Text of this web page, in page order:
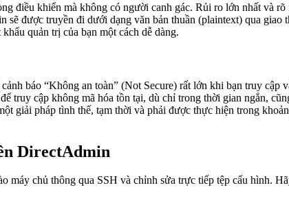
điều khiển mà không có người canh gác. Rủi ro lớn nhất và rõ
được truyền đi dưới dạng văn bản thuần (plaintext) qua
quản trị của bạn một cách dễ dàng.
báo “Không an toàn” (Not Secure) rất lớn khi bạn truy
truy cập không mã hóa tồn tại, dù chỉ trong thời gian ngắn,
giải pháp tình thế, tạm thời và phải được thực hiện trong
DirectAdmin
chủ thông qua SSH và chỉnh sửa trực tiếp tệp cấu hình.